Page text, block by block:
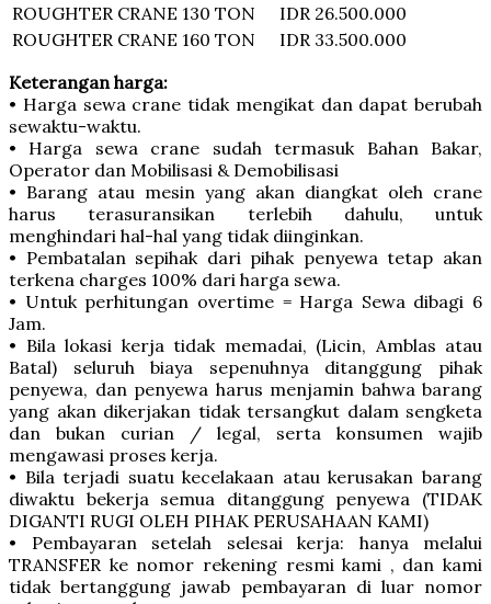
ROUGHTER CRANE 130 TON
IDR 26.500.000
ROUGHTER CRANE 160 TON
IDR 33.500.000
Keterangan harga:
• Harga sewa crane tidak mengikat dan dapat berubah
sewaktu-waktu.
• Harga sewa crane sudah termasuk Bahan Bakar,
Operator dan Mobilisasi & Demobilisasi
• Barang atau mesin yang akan diangkat oleh crane
harus terasuransikan terlebih dahulu, untuk
menghindari hal-hal yang tidak diinginkan.
• Pembatalan sepihak dari pihak penyewa tetap akan
terkena charges 100% dari harga sewa.
• Untuk perhitungan overtime = Harga Sewa dibagi 6
Jam.
• Bila lokasi kerja tidak memadai, (Licin, Amblas atau
Batal) seluruh biaya sepenuhnya ditanggung pihak
penyewa, dan penyewa harus menjamin bahwa barang
yang akan dikerjakan tidak tersangkut dalam sengketa
dan bukan curian / legal, serta konsumen wajib
mengawasi proses kerja.
• Bila terjadi suatu kecelakaan atau kerusakan barang
diwaktu bekerja semua ditanggung penyewa (TIDAK
DIGANTI RUGI OLEH PIHAK PERUSAHAAN KAMI)
• Pembayaran setelah selesai kerja: hanya melalui
TRANSFER ke nomor rekening resmi kami , dan kami
tidak bertanggung jawab pembayaran di luar nomor